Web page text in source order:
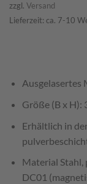
zzgl. Versand
Lieferzeit: ca. 7-10
Ausgelasertes
Größe (B x H):
Erhältlich in
Material Stahl,
DC01